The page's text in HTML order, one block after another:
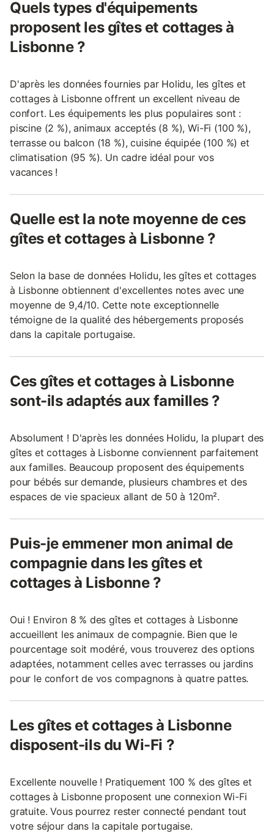
Quels types d'équipements
proposent les gîtes et cottages à
Lisbonne ?
D'après les données fournies par Holidu, les gîtes et
cottages à Lisbonne offrent un excellent niveau de
confort. Les équipements les plus populaires sont :
piscine (2 %), animaux acceptés (8 %), Wi-Fi (100 %),
terrasse ou balcon (18 %), cuisine équipée (100 %) et
climatisation (95 %). Un cadre idéal pour vos
vacances !
Quelle est la note moyenne de ces
gîtes et cottages à Lisbonne ?
Selon la base de données Holidu, les gîtes et cottages
à Lisbonne obtiennent d'excellentes notes avec une
moyenne de 9,4/10. Cette note exceptionnelle
témoigne de la qualité des hébergements proposés
dans la capitale portugaise.
Ces gîtes et cottages à Lisbonne
sont-ils adaptés aux familles ?
Absolument ! D'après les données Holidu, la plupart des
gîtes et cottages à Lisbonne conviennent parfaitement
aux familles. Beaucoup proposent des équipements
pour bébés sur demande, plusieurs chambres et des
espaces de vie spacieux allant de 50 à 120m².
Puis-je emmener mon animal de
compagnie dans les gîtes et
cottages à Lisbonne ?
Oui ! Environ 8 % des gîtes et cottages à Lisbonne
accueillent les animaux de compagnie. Bien que le
pourcentage soit modéré, vous trouverez des options
adaptées, notamment celles avec terrasses ou jardins
pour le confort de vos compagnons à quatre pattes.
Les gîtes et cottages à Lisbonne
disposent-ils du Wi-Fi ?
Excellente nouvelle ! Pratiquement 100 % des gîtes et
cottages à Lisbonne proposent une connexion Wi-Fi
gratuite. Vous pourrez rester connecté pendant tout
votre séjour dans la capitale portugaise.